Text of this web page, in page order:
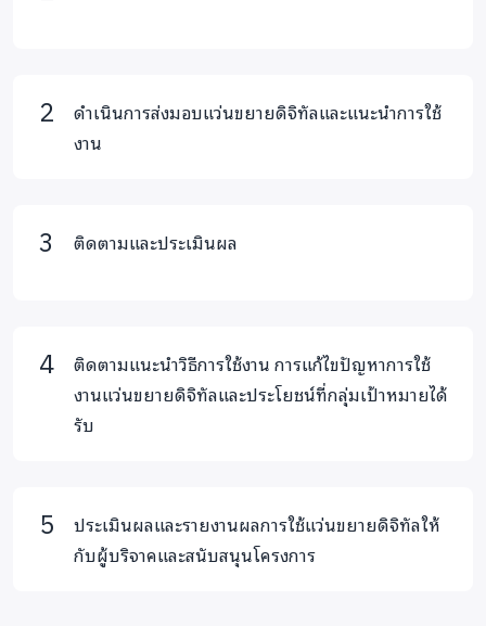
(800X480) ช่วงซูม 4X ถึง 32X รองรับการขยายต่อเนื่อง ความ
ด้วยคุณสมบัติดังกล่าว แว่นขยายดิจิทัลจะช่วยให้ผู้ที่มี
สายตาเลือนรางสามารถอ่านข้อมูลจากสื่อสิ่งพิมพ์ได้อย่างชัดเจน
และคล่องตัว ลดอุปสรรคในการเรียนรู้ การใช้ชีวิตประจำวันได้
และสถาบันต่างๆ และได้รับการรับรองจาก CE. (European
Conformity), FCC. (Federal Communications Commission)
ดำเนินการส่งมอบแว่นขยายดิจิทัลและแนะนำการใช้
งาน
ติดตามและประเมินผล
ติดตามแนะนำวิธีการใช้งาน การแก้ไขปัญหาการใช้
งานแว่นขยายดิจิทัลและประโยชน์ที่กลุ่มเป้าหมายได้
รับ
ประเมินผลและรายงานผลการใช้แว่นขยายดิจิทัลให้
กับผู้บริจาคและสนับสนุนโครงการ